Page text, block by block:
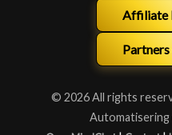
Affiliate
Partners
© 2026 All rights
Automatisering